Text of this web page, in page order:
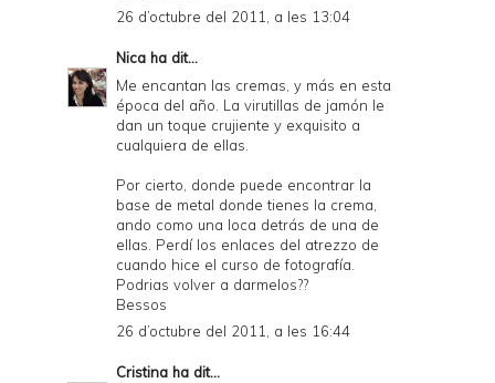
26 d’octubre del 2011, a les 13:04
Nica ha dit...
Me encantan las cremas, y más en esta
época del año. La virutillas de jamón le
dan un toque crujiente y exquisito a
cualquiera de ellas.
Por cierto, donde puede encontrar la
base de metal donde tienes la crema,
ando como una loca detrás de una de
ellas. Perdí los enlaces del atrezzo de
cuando hice el curso de fotografía.
Podrias volver a darmelos??
Bessos
26 d’octubre del 2011, a les 16:44
Cristina ha dit...